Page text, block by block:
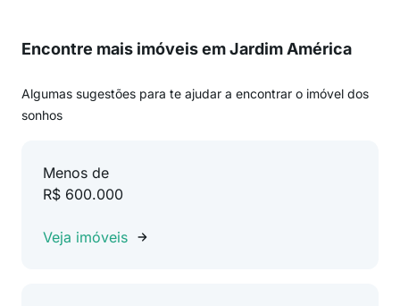
Encontre mais imóveis em Jardim América
Algumas sugestões para te ajudar a encontrar o imóvel dos
sonhos
Menos de
R$ 600.000
Veja imóveis